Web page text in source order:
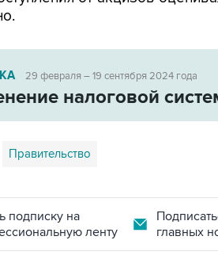
29 февраля – 19 сентября 2024 года
налоговой
Правительство
подписку на
ленту
главных